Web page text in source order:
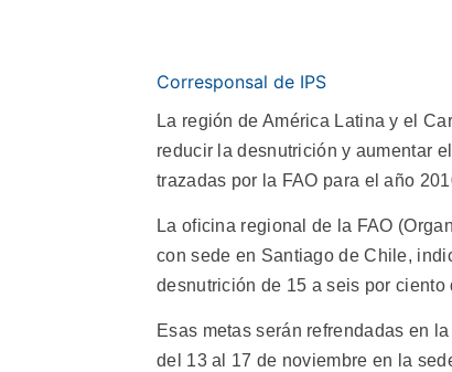
Corresponsal de IPS
La región de América Latina y el
reducir la desnutrición y aumentar
trazadas por la FAO para el año
La oficina regional de la FAO
con sede en Santiago de Chile,
desnutrición de 15 a seis por ciento
Esas metas serán refrendadas en
del 13 al 17 de noviembre en la